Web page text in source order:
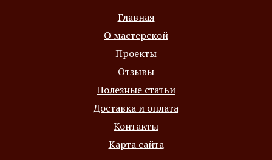
Главная
О мастерской
Проекты
Отзывы
Полезные статьи
Доставка и оплата
Контакты
Карта сайта